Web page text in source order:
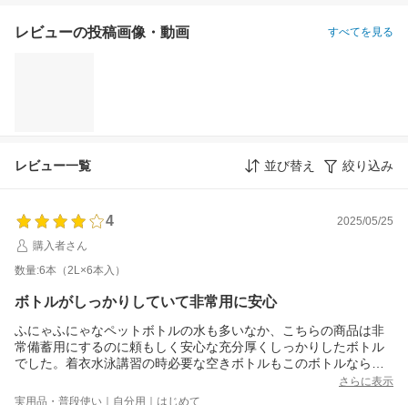
レビューの投稿画像・動画 すべてを見る
レビュー一覧 並び替え 絞り込み
4
2025/05/25
購入者さん
数量:6本（2L×6本入）
ボトルがしっかりしていて非常用に安心
ふにゃふにゃなペットボトルの水も多いなか、こちらの商品は非
常備蓄用にするのに頼もしく安心な充分厚くしっかりしたボトル
でした。着衣水泳講習の時必要な空きボトルもこのボトルなら文
句なしでしょう。（非常時にはそういう使い方をする可能性もあ
るので安心です）。
さらに表示
実用品・普段使い｜自分用｜はじめて